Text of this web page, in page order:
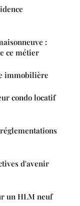
:
ce métier
immobilière
condo locatif
d'avenir
un HLM neuf